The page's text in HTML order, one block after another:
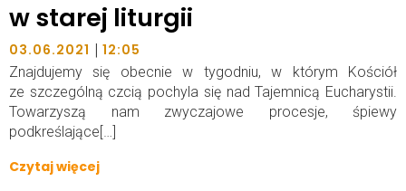
w starej liturgii
03.06.2021 | 12:05
Znajdujemy się obecnie w tygodniu, w którym Kościół
ze szczególną czcią pochyla się nad Tajemnicą Eucharystii.
Towarzyszą nam zwyczajowe procesje, śpiewy
podkreślające[…]
Czytaj więcej